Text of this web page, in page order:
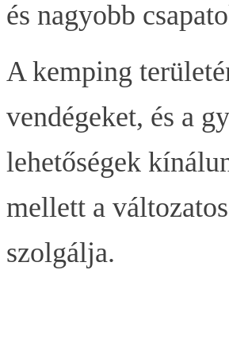
és nagyobb
A kemping
vendégeket, és a
lehetőségek
mellett a
szolgálja.